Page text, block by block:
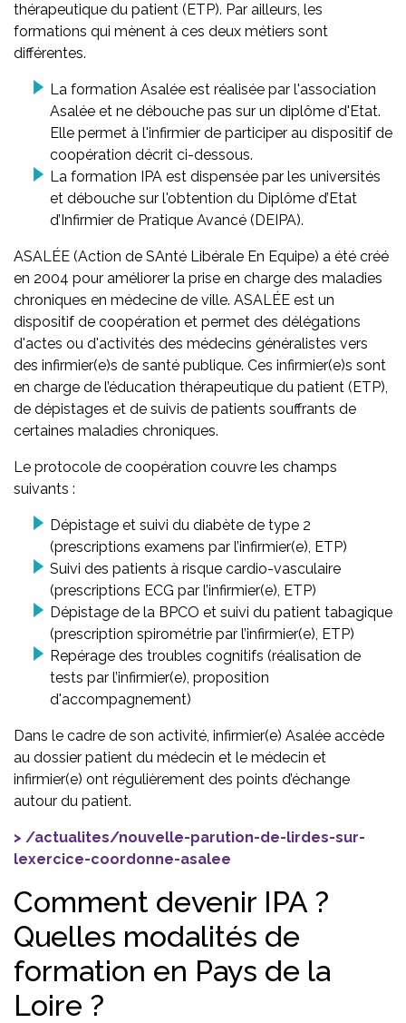
thérapeutique du patient (ETP). Par ailleurs, les
formations qui mènent à ces deux métiers sont
différentes.
La formation Asalée est réalisée par l'association
Asalée et ne débouche pas sur un diplôme d'Etat.
Elle permet à l'infirmier de participer au dispositif de
coopération décrit ci-dessous.
La formation IPA est dispensée par les universités
et débouche sur l'obtention du Diplôme d’Etat
d’Infirmier de Pratique Avancé (DEIPA).
ASALÉE (Action de SAnté Libérale En Equipe) a été créé
en 2004 pour améliorer la prise en charge des maladies
chroniques en médecine de ville. ASALÉE est un
dispositif de coopération et permet des délégations
d'actes ou d'activités des médecins généralistes vers
des infirmier(e)s de santé publique. Ces infirmier(e)s sont
en charge de l’éducation thérapeutique du patient (ETP),
de dépistages et de suivis de patients souffrants de
certaines maladies chroniques.
Le protocole de coopération couvre les champs
suivants :
Dépistage et suivi du diabète de type 2
(prescriptions examens par l’infirmier(e), ETP)
Suivi des patients à risque cardio-vasculaire
(prescriptions ECG par l’infirmier(e), ETP)
Dépistage de la BPCO et suivi du patient tabagique
(prescription spirométrie par l’infirmier(e), ETP)
Repérage des troubles cognitifs (réalisation de
tests par l’infirmier(e), proposition
d'accompagnement)
Dans le cadre de son activité, infirmier(e) Asalée accède
au dossier patient du médecin et le médecin et
infirmier(e) ont régulièrement des points d’échange
autour du patient.
/actualites/nouvelle-parution-de-lirdes-sur-
lexercice-coordonne-asalee
Comment devenir IPA ?
Quelles modalités de
formation en Pays de la
Loire ?